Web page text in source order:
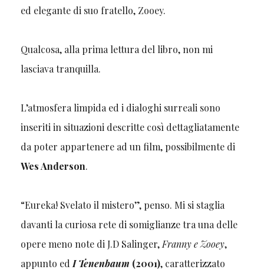
ed elegante di suo fratello, Zooey.
Qualcosa, alla prima lettura del libro, non mi
lasciava tranquilla.
L’atmosfera limpida ed i dialoghi surreali sono
inseriti in situazioni descritte così dettagliatamente
da poter appartenere ad un film, possibilmente di
Wes Anderson.
“Eureka! Svelato il mistero”, penso. Mi si staglia
davanti la curiosa rete di somiglianze tra una delle
opere meno note di J.D Salinger,Franny e Zooey,
appunto edI Tenenbaum (2001), caratterizzato